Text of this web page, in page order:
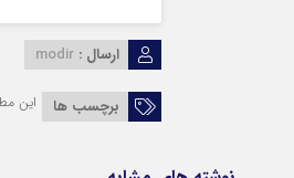
ارسال : modir
برچسب ها این